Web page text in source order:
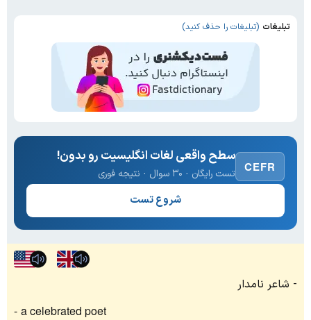
تبلیغات (تبلیغات را حذف کنید)
CEFR
سطح واقعی لغات انگلیسیت رو بدون!
تست رایگان · ۳۰ سوال · نتیجه فوری
شروع تست
شاعر نامدار
a celebrated poet